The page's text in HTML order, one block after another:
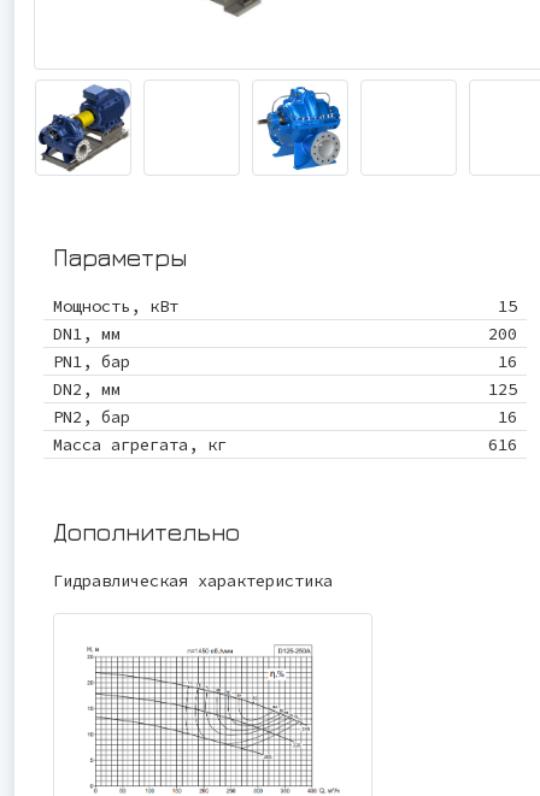
Параметры
Мощность, кВт
15
DN1, мм
200
PN1, бар
16
DN2, мм
125
PN2, бар
16
Масса агрегата, кг
616
Дополнительно
Гидравлическая характеристика